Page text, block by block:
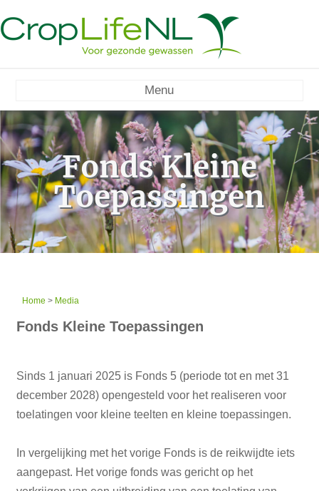
Menu
Fonds Kleine
Toepassingen
Home > Media
Fonds Kleine Toepassingen
Sinds 1 januari 2025 is Fonds 5 (periode tot en met 31
december 2028) opengesteld voor het realiseren voor
toelatingen voor kleine teelten en kleine toepassingen.
In vergelijking met het vorige Fonds is de reikwijdte iets
aangepast. Het vorige fonds was gericht op het